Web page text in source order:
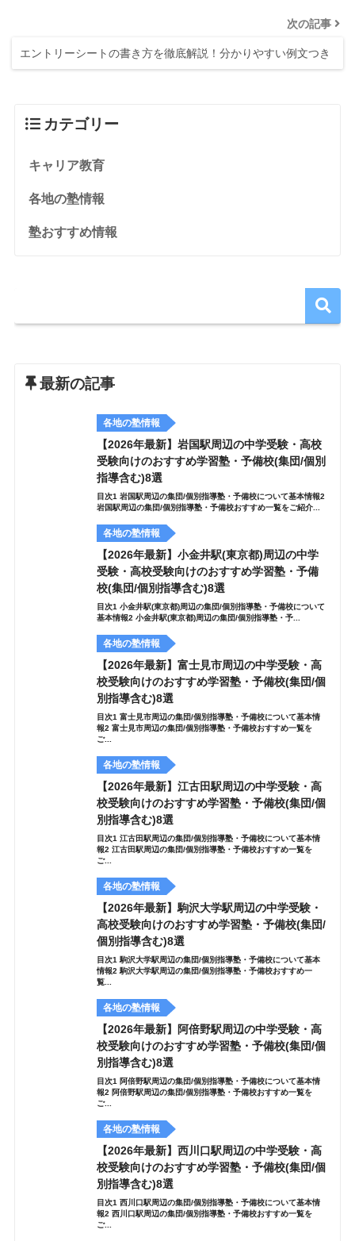
次の記事
エントリーシートの書き方を徹底解説！分かりやすい例文つき
カテゴリー
キャリア教育
各地の塾情報
塾おすすめ情報
最新の記事
各地の塾情報
【2026年最新】岩国駅周辺の中学受験・高校
受験向けのおすすめ学習塾・予備校(集団/個別
指導含む)8選
目次1 岩国駅周辺の集団/個別指導塾・予備校について基本情報2
岩国駅周辺の集団/個別指導塾・予備校おすすめ一覧をご紹介...
各地の塾情報
【2026年最新】小金井駅(東京都)周辺の中学
受験・高校受験向けのおすすめ学習塾・予備
校(集団/個別指導含む)8選
目次1 小金井駅(東京都)周辺の集団/個別指導塾・予備校について
基本情報2 小金井駅(東京都)周辺の集団/個別指導塾・予...
各地の塾情報
【2026年最新】富士見市周辺の中学受験・高
校受験向けのおすすめ学習塾・予備校(集団/個
別指導含む)8選
目次1 富士見市周辺の集団/個別指導塾・予備校について基本情
報2 富士見市周辺の集団/個別指導塾・予備校おすすめ一覧を
ご...
各地の塾情報
【2026年最新】江古田駅周辺の中学受験・高
校受験向けのおすすめ学習塾・予備校(集団/個
別指導含む)8選
目次1 江古田駅周辺の集団/個別指導塾・予備校について基本情
報2 江古田駅周辺の集団/個別指導塾・予備校おすすめ一覧を
ご...
各地の塾情報
【2026年最新】駒沢大学駅周辺の中学受験・
高校受験向けのおすすめ学習塾・予備校(集団/
個別指導含む)8選
目次1 駒沢大学駅周辺の集団/個別指導塾・予備校について基本
情報2 駒沢大学駅周辺の集団/個別指導塾・予備校おすすめ一
覧...
各地の塾情報
【2026年最新】阿倍野駅周辺の中学受験・高
校受験向けのおすすめ学習塾・予備校(集団/個
別指導含む)8選
目次1 阿倍野駅周辺の集団/個別指導塾・予備校について基本情
報2 阿倍野駅周辺の集団/個別指導塾・予備校おすすめ一覧を
ご...
各地の塾情報
【2026年最新】西川口駅周辺の中学受験・高
校受験向けのおすすめ学習塾・予備校(集団/個
別指導含む)8選
目次1 西川口駅周辺の集団/個別指導塾・予備校について基本情
報2 西川口駅周辺の集団/個別指導塾・予備校おすすめ一覧を
ご...